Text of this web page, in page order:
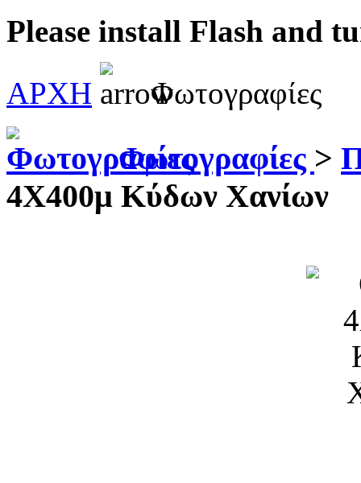
Please install Flash and
ΑΡΧΗ
Φωτογραφίες
Φωτογραφίες >
4Χ400μ Κύδων Χανίων